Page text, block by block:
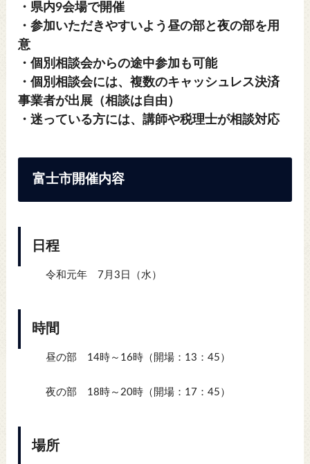
・県内9会場で開催
・参加いただきやすいよう昼の部と夜の部を用
意
・個別相談会からの途中参加も可能
・個別相談会には、複数のキャッシュレス決済
事業者が出展（相談は自由）
・迷っている方には、講師や税理士が相談対応
富士市開催内容
日程
令和元年 7月3日（水）
時間
昼の部 14時～16時（開場：13：45）
夜の部 18時～20時（開場：17：45）
場所